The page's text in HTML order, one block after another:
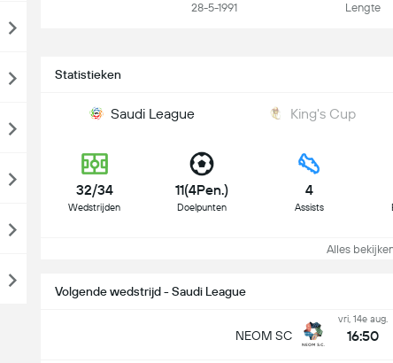
28-5-1991 Lengte
Statistieken
Saudi League King's Cup
32/34
Wedstrijden
11(4Pen.)
Doelpunten
4
Assists
Alles
Volgende wedstrijd - Saudi League
NEOM SC
vri, 14e aug.
16:50